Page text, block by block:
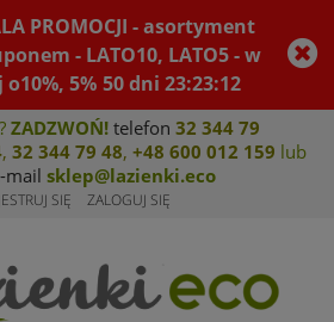
PROMOCJI - asortyment
- LATO10, LATO5 - w
5% 50dni23:23:12
ZADZWOŃ! telefon 32 344 79
, 32 344 79 48, +48 600 012 159 lub
mail sklep@lazienki.eco
SIĘ ZALOGUJ SIĘ